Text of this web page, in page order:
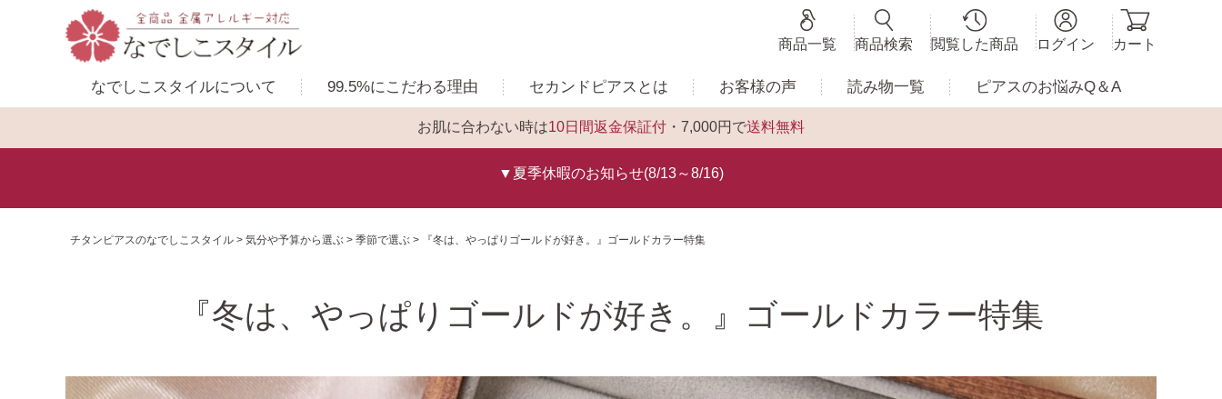
商品一覧 商品検索 閲覧した商品 ログイン カート
なでしこスタイルについて 99.5%にこだわる理由 セカンドピアスとは お客様の声 読み物一覧 ピアスのお悩みQ＆A
お肌に合わない時は10日間返金保証付 ・7,000円で送料無料
▼夏季休暇のお知らせ(8/13～8/16)
チタンピアスのなでしこスタイル 気分や予算から選ぶ 季節で選ぶ 『冬は、やっぱりゴールドが好き。』ゴールドカラー特集
『冬は、やっぱりゴールドが好き。』ゴールドカラー特集